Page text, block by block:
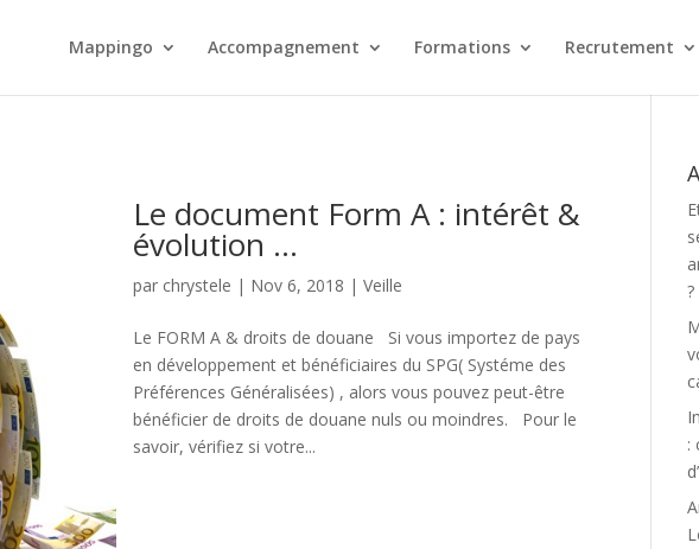
Mappingo Accompagnement Formations Recrutement
Le document Form A : intérêt &
évolution …
par chrystele | Nov 6, 2018 |Veille
Le FORM A & droits de douane Si vous importez de pays
en développement et bénéficiaires du SPG( Systéme des
Préférences Généralisées) , alors vous pouvez peut-être
bénéficier de droits de douane nuls ou moindres. Pour le
savoir, vérifiez si votre...
?
: